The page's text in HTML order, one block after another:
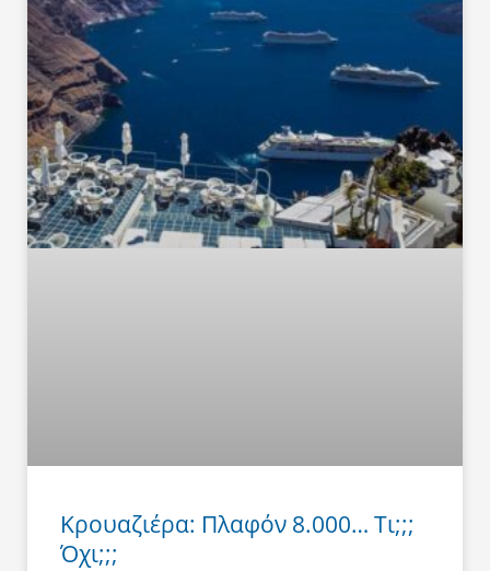
Κρουαζιέρα: Πλαφόν 8.000… Τι;;;
Όχι;;;